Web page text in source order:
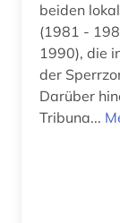
beiden
(1981 -
1990), die
der
Darüber
Tribuna...